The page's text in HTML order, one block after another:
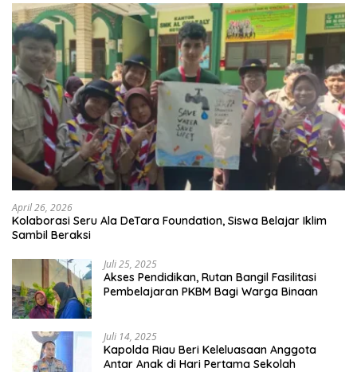
April 26, 2026
Kolaborasi Seru Ala DeTara Foundation, Siswa Belajar Iklim
Sambil Beraksi
Juli 25, 2025
Akses Pendidikan, Rutan Bangil Fasilitasi
Pembelajaran PKBM Bagi Warga Binaan
Juli 14, 2025
Kapolda Riau Beri Keleluasaan Anggota
Antar Anak di Hari Pertama Sekolah